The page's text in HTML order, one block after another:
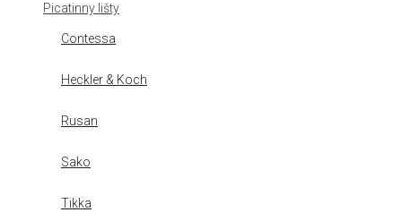
Picatinny lišty
Contessa
Heckler & Koch
Rusan
Sako
Tikka